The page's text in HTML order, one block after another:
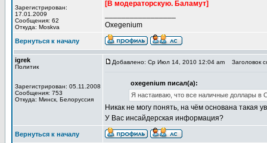
Зарегистрирован:
17.01.2009
Сообщения: 62
Откуда: Moskva
[В модераторскую. Баламут]
Oxegenium
Вернуться к началу
igrek
Политик
Зарегистрирован: 05.11.2008
Сообщения: 753
Откуда: Минск, Белоруссия
Добавлено: Ср Июл 14, 2010 12:04 am Заголовок
oxegenium писал(а):
Я настаиваю, что все наличные доллары
Никак не могу понять, на чём основана такая
У Вас инсайдерская информация?
Вернуться к началу